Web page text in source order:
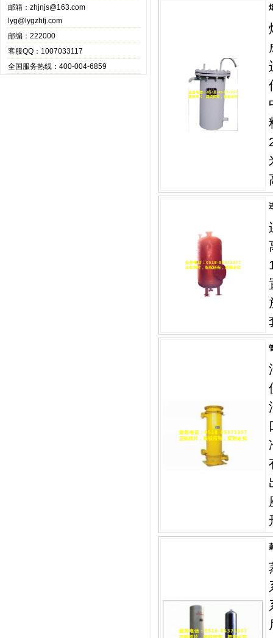
邮箱： zhjnjs@163.com
lyg@lygzhfj.com
邮编：222000
客服QQ：1007033117
全国服务热线：400-004-6859